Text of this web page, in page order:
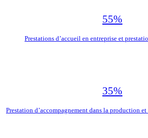
55%
Prestations d’accueil en entreprise et
35%
Prestation d’accompagnement dans la production